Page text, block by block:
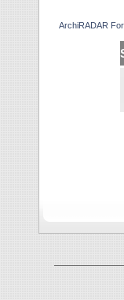
ArchiRADAR